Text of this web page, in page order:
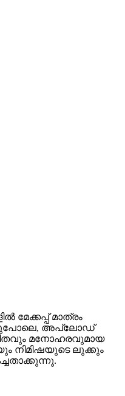
മേക്കപ്പ് മാത്രം
അപ്ലോഡ്
മനോഹരവുമായ
നിമിഷയുടെ ലുക്കും